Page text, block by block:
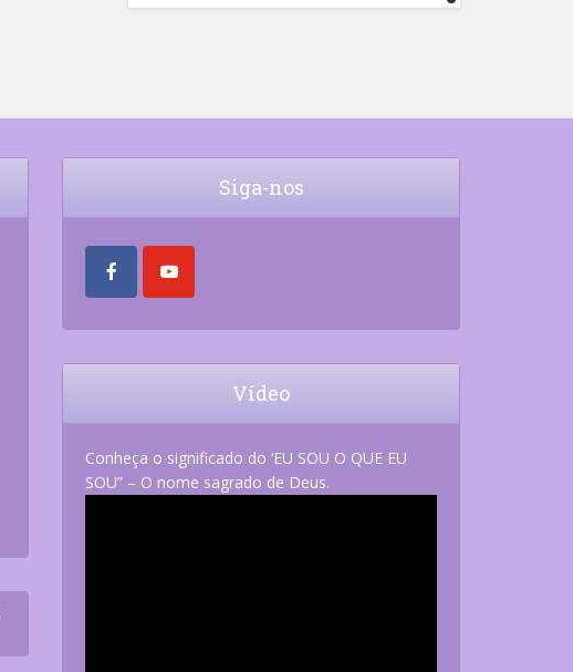
9
18:00
Rosário da Criança
Siga-nos
Vídeo
Conheça o significado do ‘EU SOU O QUE EU
SOU” – O nome sagrado de Deus.